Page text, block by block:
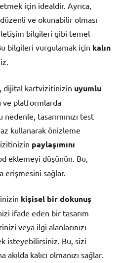
için idealdir. Ayrıca,
ve okunabilir olması
bilgileri gibi temel
bilgileri vurgulamak için kalın
dijital kartvizitinizin uyumlu
ve platformlarda
tasarımınızı test
kullanarak önizleme
paylaşımını
eklemeyi düşünün. Bu,
erişmesini sağlar.
kişisel bir dokunuş
ifade eden bir tasarım
veya ilgi alanlarınızı
isteyebilirsiniz. Bu, sizi
kalıcı olmanızı sağlar.